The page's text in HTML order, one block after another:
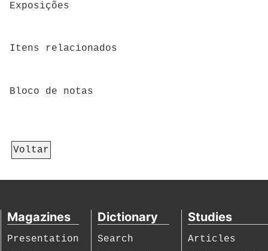
Exposições
Itens relacionados
Bloco de notas
Voltar
Magazines
Presentation
Dictionary
Search
Studies
Articles